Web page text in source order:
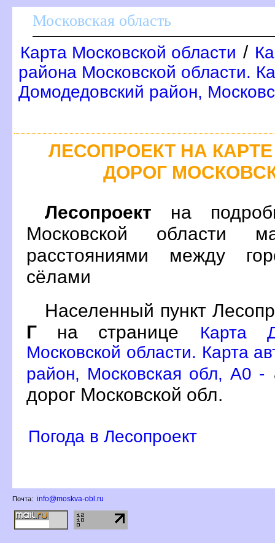
Московская область
Карта Московской области /
района Московской области.
Домодедовский район,
ЛЕСОПРОЕКТ НА
ДОРОГ
Лесопроект на
Московской области
расстояниями между
сёлами
Населенный пункт
Г на странице
Карта
Московской области. Карта
район, Московская обл, A0 -
дорог Московской обл.
Погода в Лесопроект
Почта: info@moskva-obl.ru